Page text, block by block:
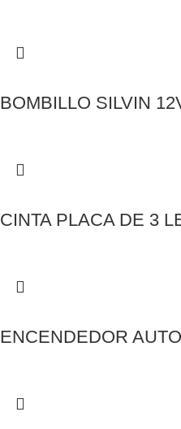
BOMBILLO SILVIN
CINTA PLACA DE 3
ENCENDEDOR